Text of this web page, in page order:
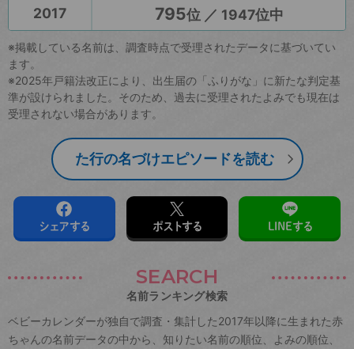
2017
795位 ／ 1947位中
※掲載している名前は、調査時点で受理されたデータに基づいてい
ます。
※2025年戸籍法改正により、出生届の「ふりがな」に新たな判定基
準が設けられました。そのため、過去に受理されたよみでも現在は
受理されない場合があります。
た行の名づけエピソードを読む
シェアする ポストする LINEする
SEARCH
名前ランキング検索
ベビーカレンダーが独自で調査・集計した2017年以降に生まれた赤
ちゃんの名前データの中から、知りたい名前の順位、よみの順位、